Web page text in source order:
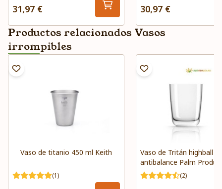
31,97 € 30,97 €
Productos relacionados Vasos
irrompibles
Vaso de titanio 450 ml Keith
(1)
Vaso de Tritán highball
antibalance Palm
(2)